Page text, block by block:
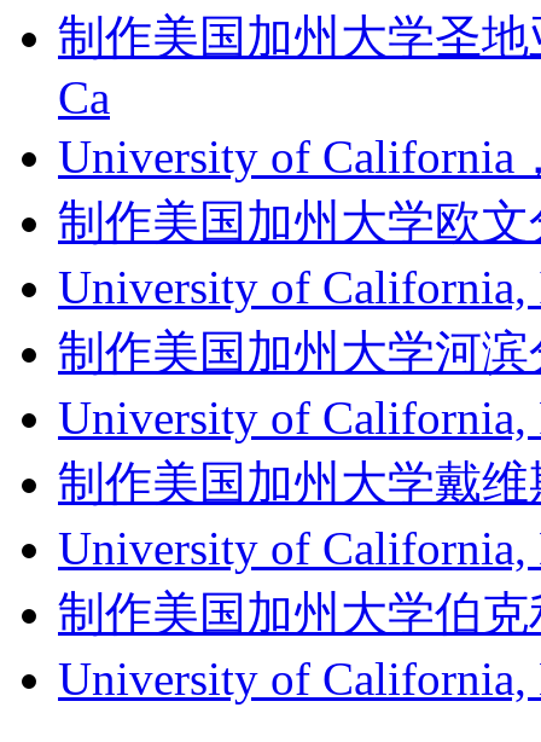
制作美国加州大学圣
Ca
University of California
制作美国加州大学欧
University of
制作美国加州大学河
University of
制作美国加州大学戴
University of
制作美国加州大学伯
University of